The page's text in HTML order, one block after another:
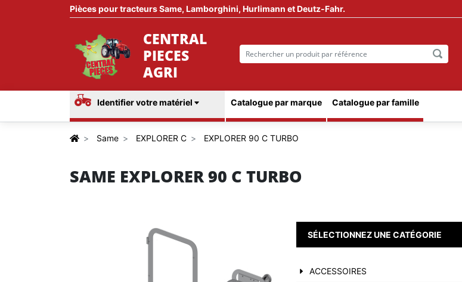
Pièces pour tracteurs Same, Lamborghini, Hurlimann et Deutz-Fahr.
CENTRAL
PIECES
AGRI
Identifier votre matériel Catalogue par marque Catalogue par famille
Same EXPLORER C EXPLORER 90 C TURBO
SAME EXPLORER 90 C TURBO
SÉLECTIONNEZ UNE CATÉGORIE
ACCESSOIRES